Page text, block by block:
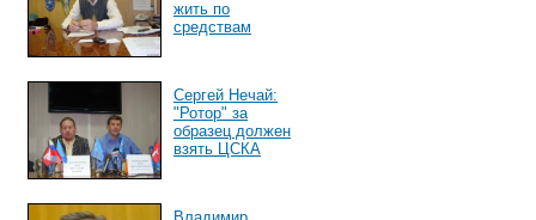
жить по
средствам
Сергей Нечай:
"Ротор" за
образец должен
взять ЦСКА